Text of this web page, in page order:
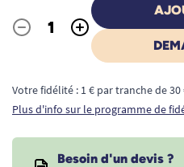
Quantité
- +
Votre fidélité : 1 € par tranche de
Plus d'info sur le programme de
Besoin d'un devis ?